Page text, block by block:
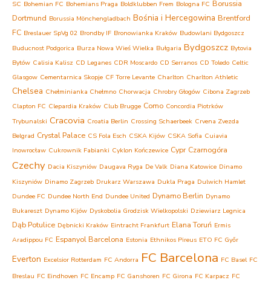
SC Bohemian FC Bohemians Praga Boldklubben Frem Bologna FC Borussia
Dortmund Borussia Mönchengladbach Bośnia i Hercegowina Brentford
FC Breslauer SpVg 02 Brondby IF Bronowianka Kraków Budowlani Bydgoszcz
Buducnost Podgorica Burza Nowa Wieś Wielka Bułgaria Bydgoszcz Bytovia
Bytów Calisia Kalisz CD Leganes CDR Moscardo CD Serranos CD Toledo Celtic
Glasgow Cementarnica Skopje CF Torre Levante Charlton Charlton Athletic
Chelsea Chełminianka Chełmno Chorwacja Chrobry Głogów Cibona Zagrzeb
Clapton FC Clepardia Kraków Club Brugge Como Concordia Piotrków
Trybunalski Cracovia Croatia Berlin Crossing Schaerbeek Crvena Zvezda
Belgrad Crystal Palace CS Fola Esch CSKA Kijów CSKA Sofia Cuiavia
Inowrocław Cukrownik Fabianki Cyklon Kończewice Cypr Czarnogóra
Czechy Dacia Kiszyniów Daugava Ryga De Valk Diana Katowice Dinamo
Kiszyniów Dinamo Zagrzeb Drukarz Warszawa Dukla Praga Dulwich Hamlet
Dundee FC Dundee North End Dundee United Dynamo Berlin Dynamo
Bukareszt Dynamo Kijów Dyskobolia Grodzisk Wielkopolski Dziewiarz Legnica
Dąb Potulice Dębnicki Kraków Eintracht Frankfurt Elana Toruń Ermis
Aradippou FC Espanyol Barcelona Estonia Ethnikos Pireus ETO FC Győr
Everton Excelsior Rotterdam FC Andorra FC Barcelona FC Basel FC
Breslau FC Eindhoven FC Encamp FC Ganshoren FC Girona FC Karpacz FC